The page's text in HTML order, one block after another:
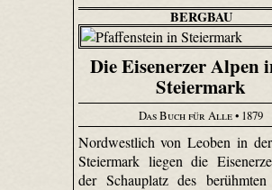
BERGBAU
Die Eisenerzer Alpen
Steiermark
Das Buch für Alle• 1879
Nordwestlich von Leoben in
Steiermark liegen die
der Schauplatz des